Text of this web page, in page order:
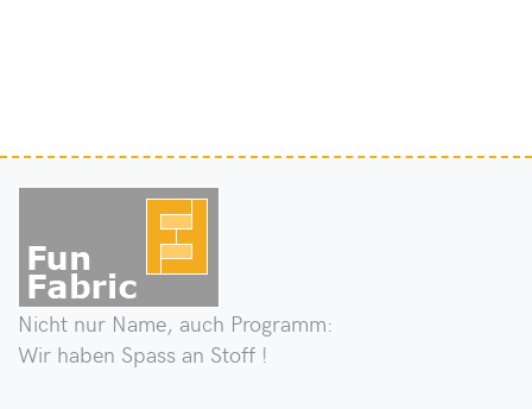
Nicht nur Name, auch Programm:
Wir haben Spass an Stoff !